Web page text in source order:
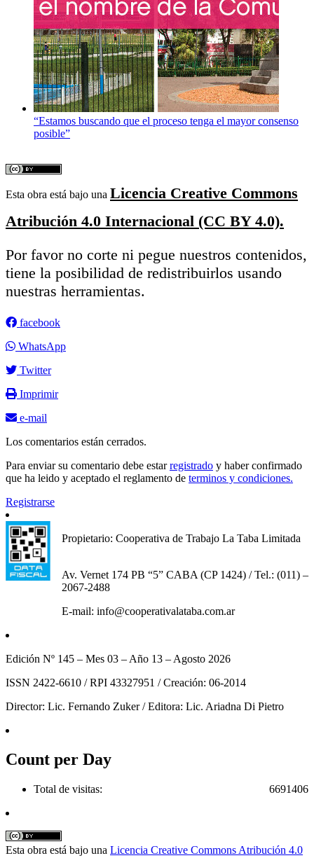
“Estamos buscando que el proceso tenga el mayor consenso
posible”
Esta obra está bajo una Licencia Creative Commons
Atribución 4.0 Internacional (CC BY 4.0).
Por favor no corte ni pegue nuestros contenidos,
tiene la posibilidad de redistribuirlos usando
nuestras herramientas.
facebook
WhatsApp
Twitter
Imprimir
e-mail
Los comentarios están cerrados.
Para enviar su comentario debe estarregistrado y haber confirmado
que ha leido y aceptado el reglamento de terminos y condiciones.
Registrarse
Propietario: Cooperativa de Trabajo La Taba Limitada
Av. Vernet 174 PB “5” CABA (CP 1424) / Tel.: (011) –
2067-2488
E-mail: info@cooperativalataba.com.ar
Edición Nº 145 – Mes 03 – Año 13 – Agosto 2026
ISSN 2422-6610 / RPI 43327951 / Creación: 06-2014
Director: Lic. Fernando Zuker / Editora: Lic. Ariadna Di Pietro
Count per Day
6691406
Total de visitas:
Esta obra está bajo una Licencia Creative Commons Atribución 4.0